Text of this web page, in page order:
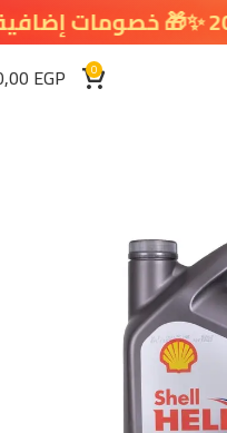
0
EGP